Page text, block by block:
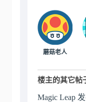
蘑菇老人
楼主的其它帖
Magic Leap